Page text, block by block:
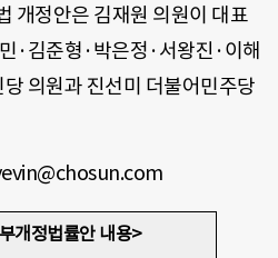
개정안은 김재원 의원이 대표
·김준형·박은정·서왕진·이해
의원과 진선미 더불어민주당
개정법률안 내용>